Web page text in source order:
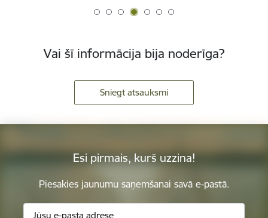
Vai šī informācija bija noderīga?
Sniegt atsauksmi
Esi pirmais, kurš uzzina!
Piesakies jaunumu saņemšanai savā e-pastā.